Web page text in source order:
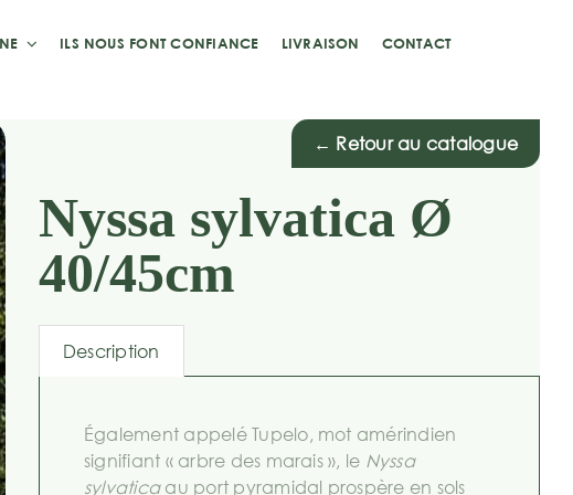
ILS NOUS FONT CONFIANCE LIVRAISON CONTACT
← Retour au catalogue
Nyssa sylvatica Ø
40/45cm
Description
Également appelé Tupelo, mot amérindien
signifiant « arbre des marais », le Nyssa
sylvaticaau port pyramidal prospère en sols